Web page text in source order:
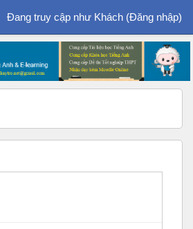
Đang truy cập như Khách (Đăng nhập)